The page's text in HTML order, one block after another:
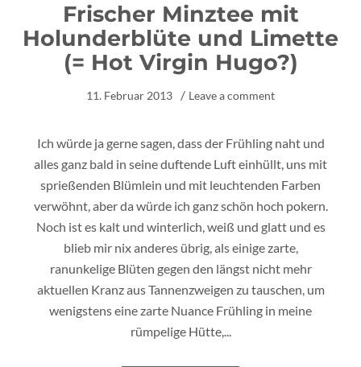
Frischer Minztee mit
Holunderblüte und Limette
(= Hot Virgin Hugo?)
11. Februar 2013 Leave a comment
Ich würde ja gerne sagen, dass der Frühling naht und
alles ganz bald in seine duftende Luft einhüllt, uns mit
sprießenden Blümlein und mit leuchtenden Farben
verwöhnt, aber da würde ich ganz schön hoch pokern.
Noch ist es kalt und winterlich, weiß und glatt und es
blieb mir nix anderes übrig, als einige zarte,
ranunkelige Blüten gegen den längst nicht mehr
aktuellen Kranz aus Tannenzweigen zu tauschen, um
wenigstens eine zarte Nuance Frühling in meine
rümpelige Hütte,...